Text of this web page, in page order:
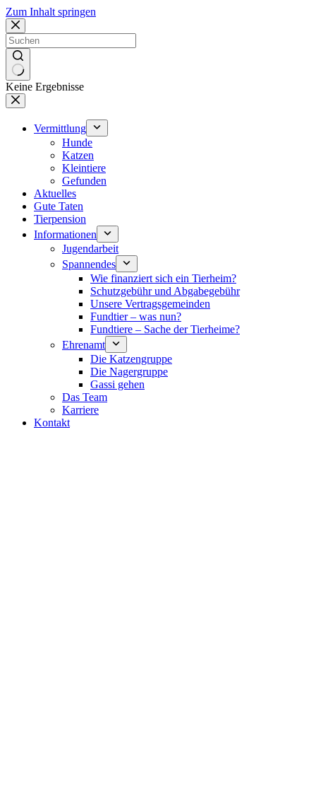
Zum Inhalt springen
Keine Ergebnisse
Vermittlung
Hunde
Katzen
Kleintiere
Gefunden
Aktuelles
Gute Taten
Tierpension
Informationen
Jugendarbeit
Spannendes
Wie finanziert sich ein Tierheim?
Schutzgebühr und Abgabegebühr
Unsere Vertragsgemeinden
Fundtier – was nun?
Fundtiere – Sache der Tierheime?
Ehrenamt
Die Katzengruppe
Die Nagergruppe
Gassi gehen
Das Team
Karriere
Kontakt